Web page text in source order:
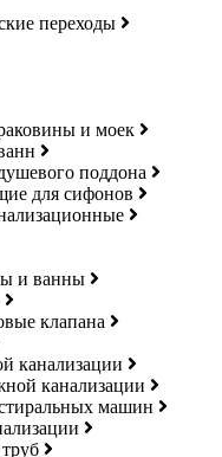
переходы
и моек
поддона
для сифонов
и ванны
клапана
канализации
канализации
машин